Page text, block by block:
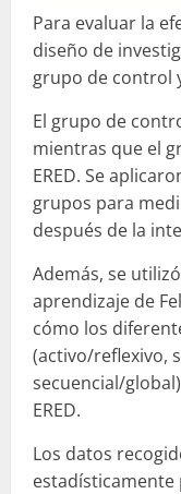
Para evaluar la
diseño de
grupo de control
El grupo de
mientras que el
ERED. Se
grupos para
después de la
Además, se
aprendizaje de
cómo los
(activo/reflexivo,
secuencial/
ERED.
Los datos